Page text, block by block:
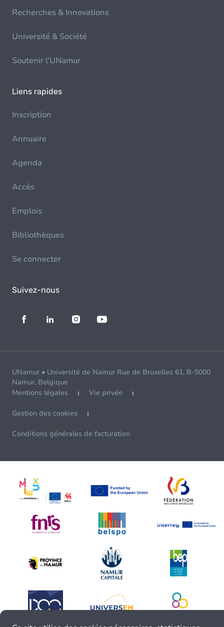
Recherches & Innovations
Université & Société
Soutenir l'UNamur
Liens rapides
Inscription
Annuaire
Agenda
Accès
Emplois
Bibliothèques
Se connecter
Suivez-nous
UNamur • Université de Namur Rue de Bruxelles 61, B-5000
Namur, Belgique
Mentions légales
Vie privée
Gestion des cookies
Conditions générales de facturation